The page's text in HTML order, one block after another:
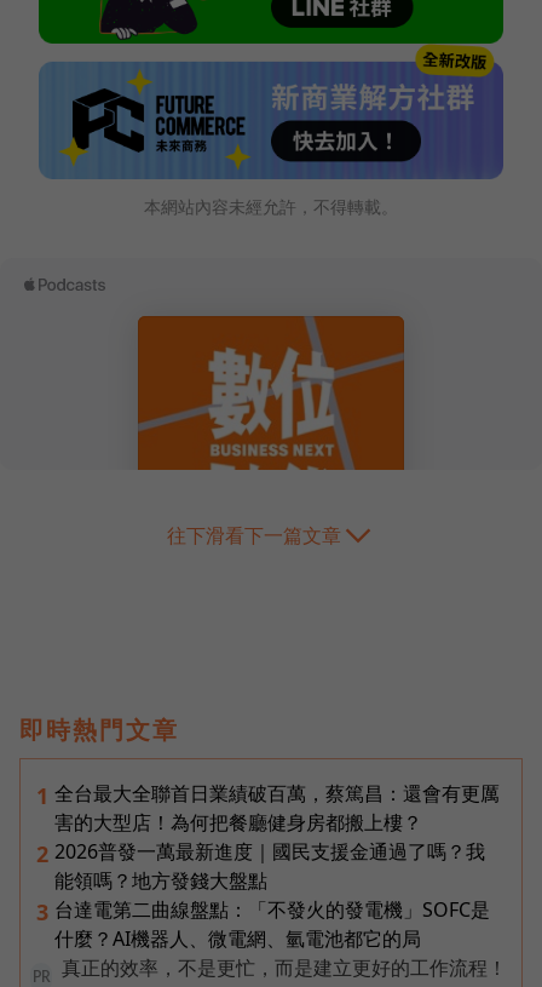
本網站內容未經允許，不得轉載。
往下滑看下一篇文章
即時熱門文章
1 全台最大全聯首日業績破百萬，蔡篤昌：還會有更厲
害的大型店！為何把餐廳健身房都搬上樓？
2 2026普發一萬最新進度｜國民支援金通過了嗎？我
能領嗎？地方發錢大盤點
3 台達電第二曲線盤點：「不發火的發電機」SOFC是
什麼？AI機器人、微電網、氫電池都它的局
PR
真正的效率，不是更忙，而是建立更好的工作流程！